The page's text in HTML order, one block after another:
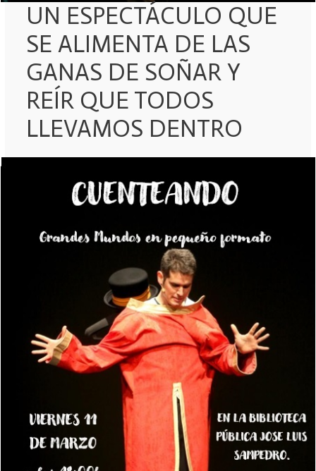
UN ESPECTÁCULO QUE
SE ALIMENTA DE LAS
GANAS DE SOÑAR Y
REÍR QUE TODOS
LLEVAMOS DENTRO